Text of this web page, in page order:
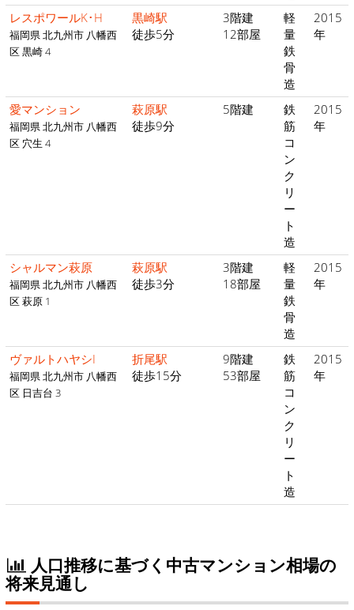
レスポワールK･H
福岡県 北九州市 八幡西
区 黒崎 4
黒崎駅
徒歩5分
3階建
12部屋
軽
量
鉄
骨
造
2015
年
愛マンション
福岡県 北九州市 八幡西
区 穴生 4
萩原駅
徒歩9分
5階建
鉄
筋
コ
ン
ク
リ
ー
ト
造
2015
年
シャルマン萩原
福岡県 北九州市 八幡西
区 萩原 1
萩原駅
徒歩3分
3階建
18部屋
軽
量
鉄
骨
造
2015
年
ヴァルトハヤシI
福岡県 北九州市 八幡西
区 日吉台 3
折尾駅
徒歩15分
9階建
53部屋
鉄
筋
コ
ン
ク
リ
ー
ト
造
2015
年
人口推移に基づく中古マンション相場の
将来見通し